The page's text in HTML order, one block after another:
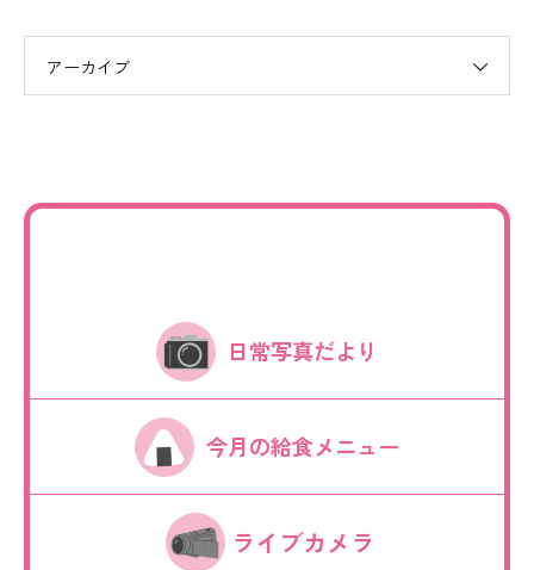
アーカイブ
日常写真だより
今月の給食メニュー
ライブカメラ